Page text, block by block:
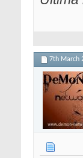
7th March